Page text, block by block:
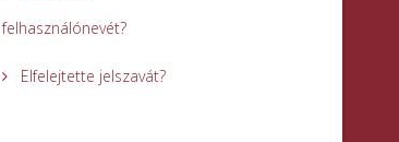
felhasználónevét?
Elfelejtette jelszavát?